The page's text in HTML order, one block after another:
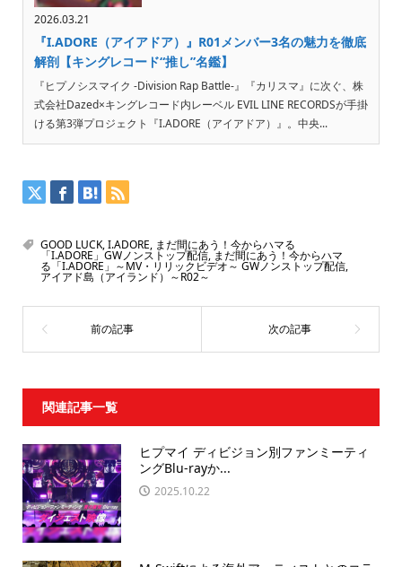
2026.03.21
『I.ADORE（アイアドア）』R01メンバー3名の魅力を徹底
解剖【キングレコード“推し”名鑑】
『ヒプノシスマイク -Division Rap Battle-』『カリスマ』に次ぐ、株
式会社Dazed×キングレコード内レーベル EVIL LINE RECORDSが手掛
ける第3弾プロジェクト『I.ADORE（アイアドア）』。中央...
GOOD LUCK,I.ADORE, まだ間にあう！今からハマる
「I.ADORE」GWノンストップ配信,まだ間にあう！今からハマ
る「I.ADORE」～MV・リリックビデオ～ GWノンストップ配信,
アイアド島（アイランド）～R02～
関連記事一覧
ヒプマイ ディビジョン別ファンミーティ
ングBlu-rayか...
2025.10.22